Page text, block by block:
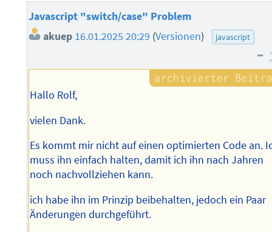
Javascript "switch/case" Problem
akuep 16.01.2025 20:29 (Versionen) javascript
–
Hallo Rolf,
vielen Dank.
Es kommt mir nicht auf einen optimierten Code an.
muss ihn einfach halten, damit ich ihn nach Jahren
noch nachvollziehen kann.
ich habe ihn im Prinzip beibehalten, jedoch ein Paar
Änderungen durchgeführt.